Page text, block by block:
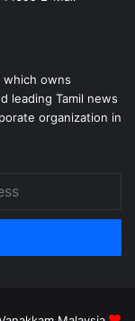
which owns
leading Tamil news
organization in